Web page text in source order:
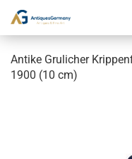
Antike Grulicher
1900 (10 cm)